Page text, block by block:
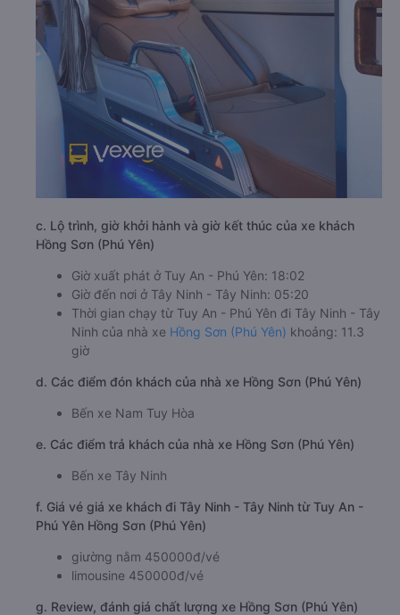
c. Lộ trình, giờ khởi hành và giờ kết thúc của xe khách
Hồng Sơn (Phú Yên)
Giờ xuất phát ở Tuy An - Phú Yên: 18:02
Giờ đến nơi ở Tây Ninh - Tây Ninh: 05:20
Thời gian chạy từ Tuy An - Phú Yên đi Tây Ninh - Tây
Ninh của nhà xe Hồng Sơn (Phú Yên) khoảng: 11.3
giờ
d. Các điểm đón khách của nhà xe Hồng Sơn (Phú Yên)
Bến xe Nam Tuy Hòa
e. Các điểm trả khách của nhà xe Hồng Sơn (Phú Yên)
Bến xe Tây Ninh
f. Giá vé giá xe khách đi Tây Ninh - Tây Ninh từ Tuy An -
Phú Yên Hồng Sơn (Phú Yên)
giường nằm 450000đ/vé
limousine 450000đ/vé
g. Review, đánh giá chất lượng xe Hồng Sơn (Phú Yên)